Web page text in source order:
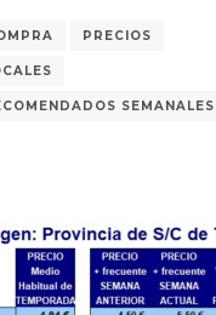
PRECIOS
SEMANALES